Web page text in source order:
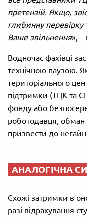
претензій. Якщо,
глибинну
Ваше звільнення», –
Водночас фахівці
технічною паузою.
територіального
підтримки (ТЦК та
фонду або
роботодавця,
призвести до
АНАЛОГІЧНА
Схожі затримки в
разі відрахування